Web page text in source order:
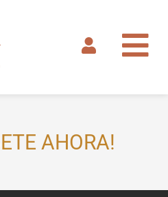
AHORA!